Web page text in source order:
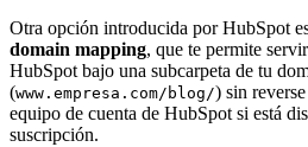
Otra opción introducida por HubSpot
domain mapping, que te permite
HubSpot bajo una subcarpeta de tu
(www.empresa.com/blog/) sin
equipo de cuenta de HubSpot si está
suscripción.